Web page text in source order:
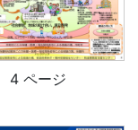
4 ページ